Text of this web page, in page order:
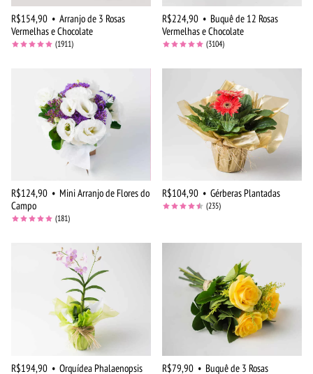
R$154,90 • Arranjo de 3 Rosas
Vermelhas e Chocolate
(1911)
R$224,90 • Buquê de 12 Rosas
Vermelhas e Chocolate
(3104)
R$124,90 • Mini Arranjo de Flores do
Campo
(181)
R$104,90 • Gérberas Plantadas
(235)
R$194,90 • Orquídea Phalaenopsis
R$79,90 • Buquê de 3 Rosas